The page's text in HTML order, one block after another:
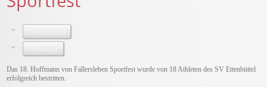
Das 18. Hoffmann von Fallersleben Sportfest wurde von 18 Athleten des SV Ettenbüttel
erfolgreich bestritten.